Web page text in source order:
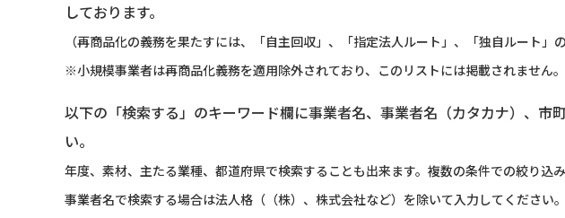
しております。
（再商品化の義務を果たすには、「自主回収」、「指定法人ルート」、「独自ルート」
※小規模事業者は再商品化義務を適用除外されており、このリストには掲載されません。
以下の「検索する」のキーワード欄に事業者名、事業者名（カタカナ）、市
い。
年度、素材、主たる業種、都道府県で検索することも出来ます。複数の条件での絞り込み
事業者名で検索する場合は法人格（（株）、株式会社など）を除いて入力してください